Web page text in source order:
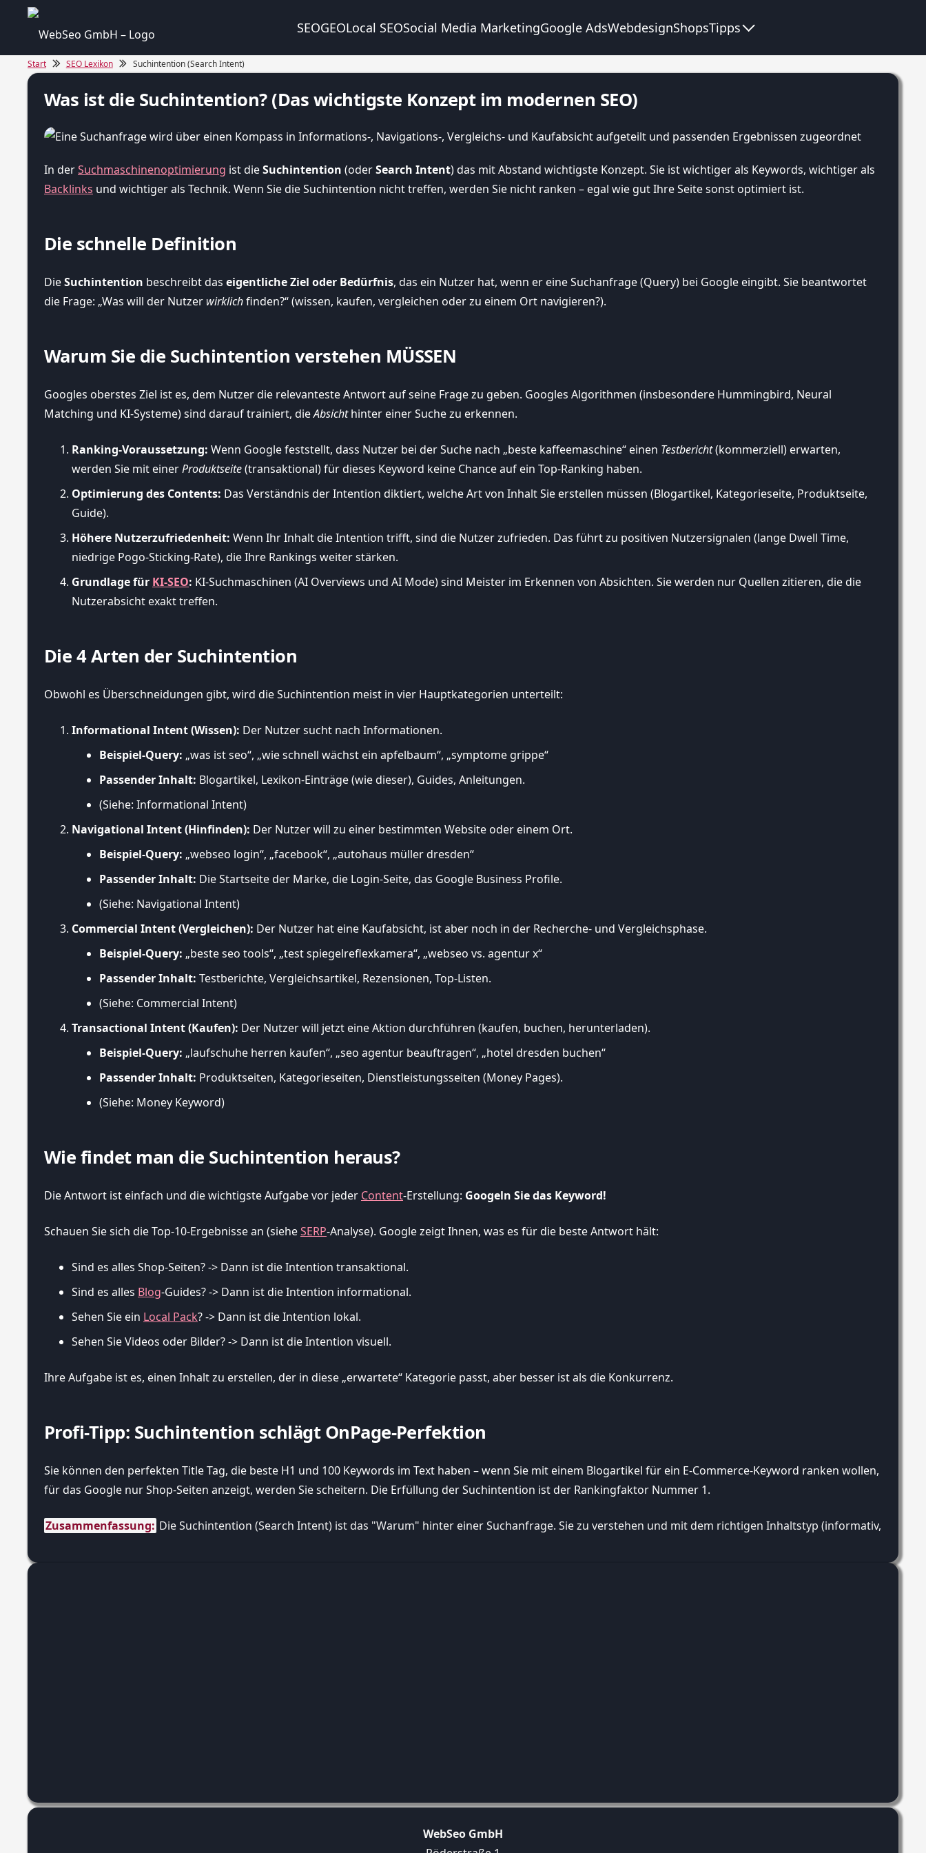
SEOGEOLocal SEOSocial Media MarketingGoogle AdsWebdesignShopsTipps
Start SEO Lexikon Suchintention (Search Intent)
Was ist die Suchintention? (Das wichtigste Konzept im modernen SEO)
In derSuchmaschinenoptimierung ist dieSuchintention (oderSearch Intent) das mit Abstand wichtigste Konzept. Sie ist wichtiger als Keywords, wichtiger als
Backlinks und wichtiger als Technik. Wenn Sie die Suchintention nicht treffen, werden Sie nicht ranken – egal wie gut Ihre Seite sonst optimiert ist.
Die schnelle Definition
DieSuchintention beschreibt das eigentliche Ziel oder Bedürfnis, das ein Nutzer hat, wenn er eine Suchanfrage (Query) bei Google eingibt. Sie beantwortet
die Frage: „Was will der Nutzer wirklichfinden?“ (wissen, kaufen, vergleichen oder zu einem Ort navigieren?).
Warum Sie die Suchintention verstehen MÜSSEN
Googles oberstes Ziel ist es, dem Nutzer die relevanteste Antwort auf seine Frage zu geben. Googles Algorithmen (insbesondere Hummingbird, Neural
Matching und KI-Systeme) sind darauf trainiert, dieAbsichthinter einer Suche zu erkennen.
Ranking-Voraussetzung: Wenn Google feststellt, dass Nutzer bei der Suche nach „beste kaffeemaschine“ einen Testbericht(kommerziell) erwarten,
werden Sie mit einerProduktseite(transaktional) für dieses Keyword keine Chance auf ein Top-Ranking haben.
Optimierung des Contents: Das Verständnis der Intention diktiert, welche Art von Inhalt Sie erstellen müssen (Blogartikel, Kategorieseite, Produktseite,
Guide).
Höhere Nutzerzufriedenheit: Wenn Ihr Inhalt die Intention trifft, sind die Nutzer zufrieden. Das führt zu positiven Nutzersignalen (lange Dwell Time,
niedrige Pogo-Sticking-Rate), die Ihre Rankings weiter stärken.
Grundlage für KI-SEO: KI-Suchmaschinen (AI Overviews und AI Mode) sind Meister im Erkennen von Absichten. Sie werden nur Quellen zitieren, die die
Nutzerabsicht exakt treffen.
Die 4 Arten der Suchintention
Obwohl es Überschneidungen gibt, wird die Suchintention meist in vier Hauptkategorien unterteilt:
Informational Intent (Wissen): Der Nutzer sucht nach Informationen.
Beispiel-Query: „was ist seo“, „wie schnell wächst ein apfelbaum“, „symptome grippe“
Passender Inhalt: Blogartikel, Lexikon-Einträge (wie dieser), Guides, Anleitungen.
(Siehe: Informational Intent)
Navigational Intent (Hinfinden): Der Nutzer will zu einer bestimmten Website oder einem Ort.
Beispiel-Query: „webseo login“, „facebook“, „autohaus müller dresden“
Passender Inhalt: Die Startseite der Marke, die Login-Seite, das Google Business Profile.
(Siehe: Navigational Intent)
Commercial Intent (Vergleichen): Der Nutzer hat eine Kaufabsicht, ist aber noch in der Recherche- und Vergleichsphase.
Beispiel-Query: „beste seo tools“, „test spiegelreflexkamera“, „webseo vs. agentur x“
Passender Inhalt: Testberichte, Vergleichsartikel, Rezensionen, Top-Listen.
(Siehe: Commercial Intent)
Transactional Intent (Kaufen): Der Nutzer will jetzt eine Aktion durchführen (kaufen, buchen, herunterladen).
Beispiel-Query: „laufschuhe herren kaufen“, „seo agentur beauftragen“, „hotel dresden buchen“
Passender Inhalt: Produktseiten, Kategorieseiten, Dienstleistungsseiten (Money Pages).
(Siehe: Money Keyword)
Wie findet man die Suchintention heraus?
Die Antwort ist einfach und die wichtigste Aufgabe vor jeder Content-Erstellung: Googeln Sie das Keyword!
Schauen Sie sich die Top-10-Ergebnisse an (sieheSERP-Analyse). Google zeigt Ihnen, was es für die beste Antwort hält:
Sind es alles Shop-Seiten? -> Dann ist die Intention transaktional.
Sind es alles Blog-Guides? -> Dann ist die Intention informational.
Sehen Sie ein Local Pack? -> Dann ist die Intention lokal.
Sehen Sie Videos oder Bilder? -> Dann ist die Intention visuell.
Ihre Aufgabe ist es, einen Inhalt zu erstellen, der in diese „erwartete“ Kategorie passt, aber besser ist als die Konkurrenz.
Profi-Tipp: Suchintention schlägt OnPage-Perfektion
Sie können den perfekten Title Tag, die beste H1 und 100 Keywords im Text haben – wenn Sie mit einem Blogartikel für ein E-Commerce-Keyword ranken wollen,
für das Google nur Shop-Seiten anzeigt, werden Sie scheitern. Die Erfüllung der Suchintention ist der Rankingfaktor Nummer 1.
Zusammenfassung: Die Suchintention (Search Intent) ist das "Warum" hinter einer Suchanfrage. Sie zu verstehen und mit dem richtigen Inhaltstyp (informativ,
WebSeo GmbH